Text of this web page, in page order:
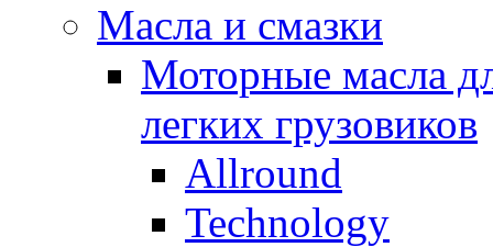
Масла и смазки
Моторные масла
легких грузовиков
Allround
Technology